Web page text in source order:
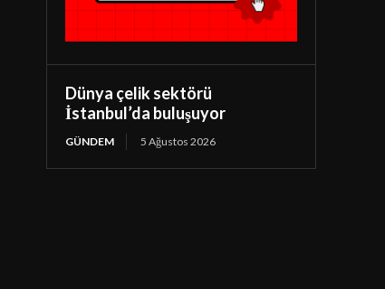
Dünya çelik sektörü
İstanbul’da buluşuyor
GÜNDEM 5 Ağustos 2026